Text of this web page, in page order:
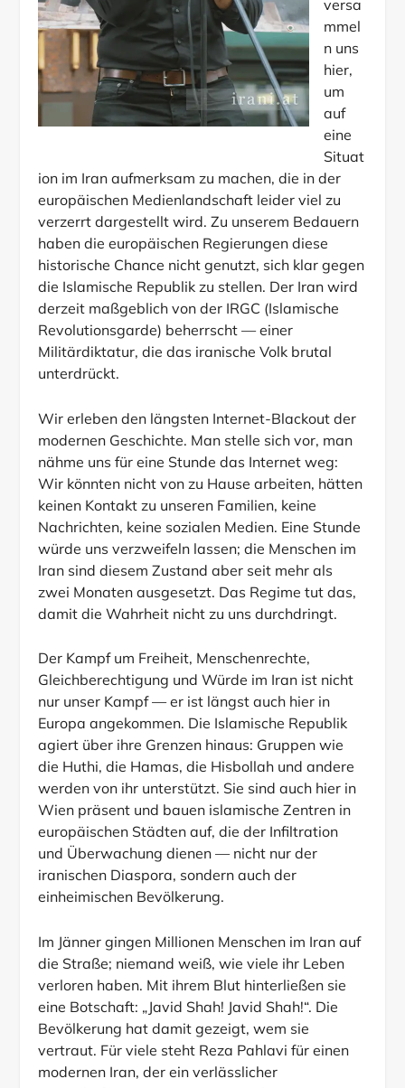
versa
mmel
n uns
hier,
um
auf
eine
Situat
ion im Iran aufmerksam zu machen, die in der
europäischen Medienlandschaft leider viel zu
verzerrt dargestellt wird. Zu unserem Bedauern
haben die europäischen Regierungen diese
historische Chance nicht genutzt, sich klar gegen
die Islamische Republik zu stellen. Der Iran wird
derzeit maßgeblich von der IRGC (Islamische
Revolutionsgarde) beherrscht — einer
Militärdiktatur, die das iranische Volk brutal
unterdrückt.
Wir erleben den längsten Internet-Blackout der
modernen Geschichte. Man stelle sich vor, man
nähme uns für eine Stunde das Internet weg:
Wir könnten nicht von zu Hause arbeiten, hätten
keinen Kontakt zu unseren Familien, keine
Nachrichten, keine sozialen Medien. Eine Stunde
würde uns verzweifeln lassen; die Menschen im
Iran sind diesem Zustand aber seit mehr als
zwei Monaten ausgesetzt. Das Regime tut das,
damit die Wahrheit nicht zu uns durchdringt.
Der Kampf um Freiheit, Menschenrechte,
Gleichberechtigung und Würde im Iran ist nicht
nur unser Kampf — er ist längst auch hier in
Europa angekommen. Die Islamische Republik
agiert über ihre Grenzen hinaus: Gruppen wie
die Huthi, die Hamas, die Hisbollah und andere
werden von ihr unterstützt. Sie sind auch hier in
Wien präsent und bauen islamische Zentren in
europäischen Städten auf, die der Infiltration
und Überwachung dienen — nicht nur der
iranischen Diaspora, sondern auch der
einheimischen Bevölkerung.
Im Jänner gingen Millionen Menschen im Iran auf
die Straße; niemand weiß, wie viele ihr Leben
verloren haben. Mit ihrem Blut hinterließen sie
eine Botschaft: „Javid Shah! Javid Shah!“. Die
Bevölkerung hat damit gezeigt, wem sie
vertraut. Für viele steht Reza Pahlavi für einen
modernen Iran, der ein verlässlicher